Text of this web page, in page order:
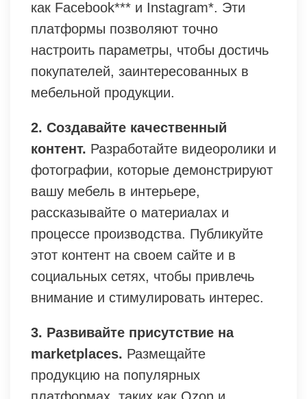
как Facebook*** и Instagram*. Эти
платформы позволяют точно
настроить параметры, чтобы достичь
покупателей, заинтересованных в
мебельной продукции.
2. Создавайте качественный
контент. Разработайте видеоролики и
фотографии, которые демонстрируют
вашу мебель в интерьере,
рассказывайте о материалах и
процессе производства. Публикуйте
этот контент на своем сайте и в
социальных сетях, чтобы привлечь
внимание и стимулировать интерес.
3. Развивайте присутствие на
marketplaces. Размещайте
продукцию на популярных
платформах, таких как Ozon и